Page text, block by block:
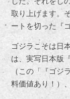
取り上げます。
ートを切った『
ゴジラこそは日
は、実写日本版
（この「『ゴジ
料価値あり！）